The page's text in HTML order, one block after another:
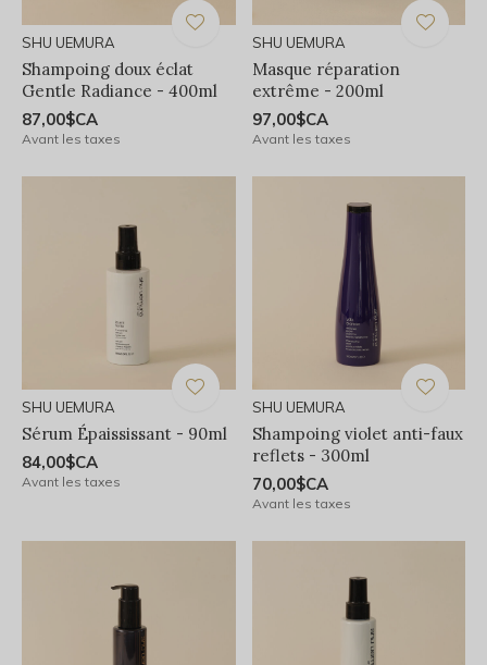
SHU UEMURA
Shampoing doux éclat
Gentle Radiance - 400ml
87,00$CA
Avant les taxes
SHU UEMURA
Masque réparation
extrême - 200ml
97,00$CA
Avant les taxes
SHU UEMURA
Sérum Épaississant - 90ml
84,00$CA
Avant les taxes
SHU UEMURA
Shampoing violet anti-faux
reflets - 300ml
70,00$CA
Avant les taxes